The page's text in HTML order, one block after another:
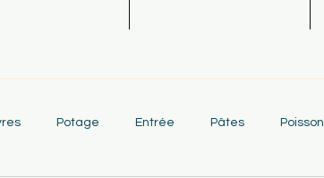
Potage Entrée Pâtes Poisson